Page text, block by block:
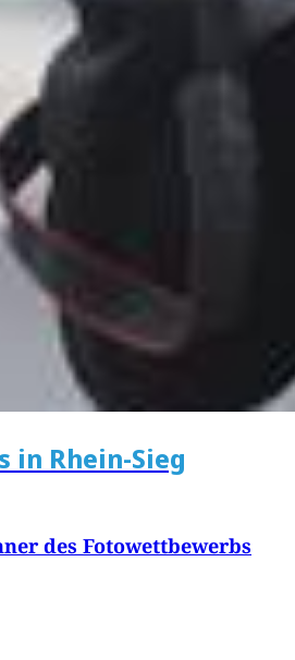
in Rhein-Sieg
des Fotowettbewerbs